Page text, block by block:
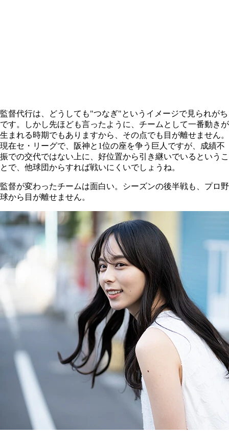
監督代行は、どうしても"つなぎ"というイメージで見られがち
です。しかし先ほども言ったように、チームとして一番動きが
生まれる時期でもありますから、その点でも目が離せません。
現在セ・リーグで、阪神と1位の座を争う巨人ですが、成績不
振での交代ではない上に、好位置から引き継いでいるというこ
とで、他球団からすれば戦いにくいでしょうね。
監督が変わったチームは面白い。シーズンの後半戦も、プロ野
球から目が離せません。